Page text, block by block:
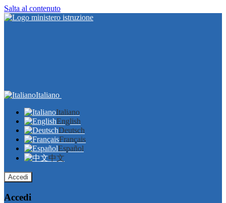
Salta al contenuto
Italiano
Italiano
English
Deutsch
Français
Español
中文
Accedi
Accedi